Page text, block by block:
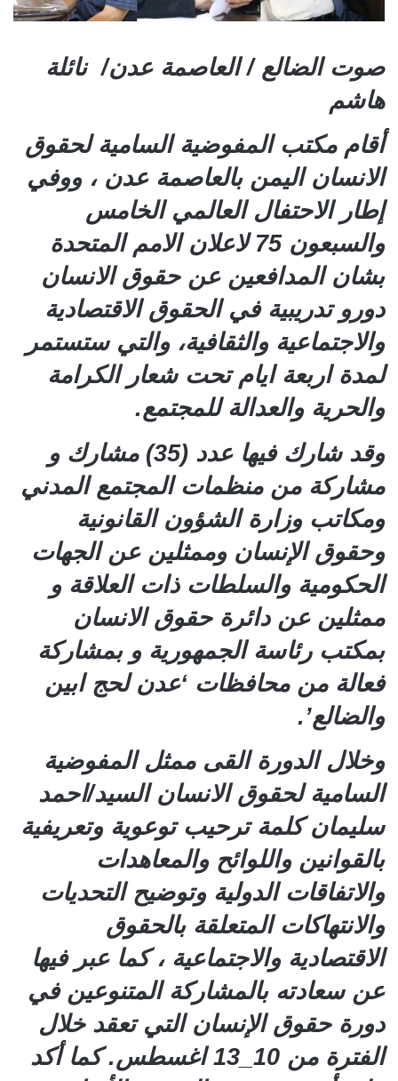
صوت الضالع / العاصمة عدن/ نائلة
هاشم
أقام مكتب المفوضية السامية لحقوق
الانسان اليمن بالعاصمة عدن ، ووفي
إطار الاحتفال العالمي الخامس
والسبعون 75 لاعلان الامم المتحدة
بشان المدافعين عن حقوق الانسان
دورو تدريبية في الحقوق الاقتصادية
والاجتماعية والثقافية، والتي ستستمر
لمدة اربعة ايام تحت شعار الكرامة
والحرية والعدالة للمجتمع.
وقد شارك فيها عدد (35) مشارك و
مشاركة من منظمات المجتمع المدني
ومكاتب وزارة الشؤون القانونية
وحقوق الإنسان وممثلين عن الجهات
الحكومية والسلطات ذات العلاقة و
ممثلين عن دائرة حقوق الانسان
بمكتب رئاسة الجمهورية و بمشاركة
فعالة من محافظات ‘عدن لحج ابين
والضالع’.
وخلال الدورة القى ممثل المفوضية
السامية لحقوق الانسان السيد/احمد
سليمان كلمة ترحيب توعوية وتعريفية
بالقوانين واللوائح والمعاهدات
والاتفاقات الدولية وتوضيح التحديات
والانتهاكات المتعلقة بالحقوق
الاقتصادية والاجتماعية ، كما عبر فيها
عن سعادته بالمشاركة المتنوعين في
دورة حقوق الإنسان التي تعقد خلال
الفترة من 10_13 اغسطس. كما أكد